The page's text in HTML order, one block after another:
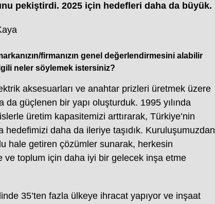
pekiştirdi. 2025 için hedefleri daha da büyük.
firmanızın genel değerlendirmesini alabilir
neler söylemek istersiniz?
aksesuarları ve anahtar prizleri üretmek üzere
da güçlenen bir yapı oluşturduk. 1995 yılında
üretim kapasitemizi arttırarak, Türkiye’nin
daha da ileriye taşıdık. Kuruluşumuzdan
hale getiren çözümler sunarak, herkesin
toplum için daha iyi bir gelecek inşa etme
35’ten fazla ülkeye ihracat yapıyor ve inşaat